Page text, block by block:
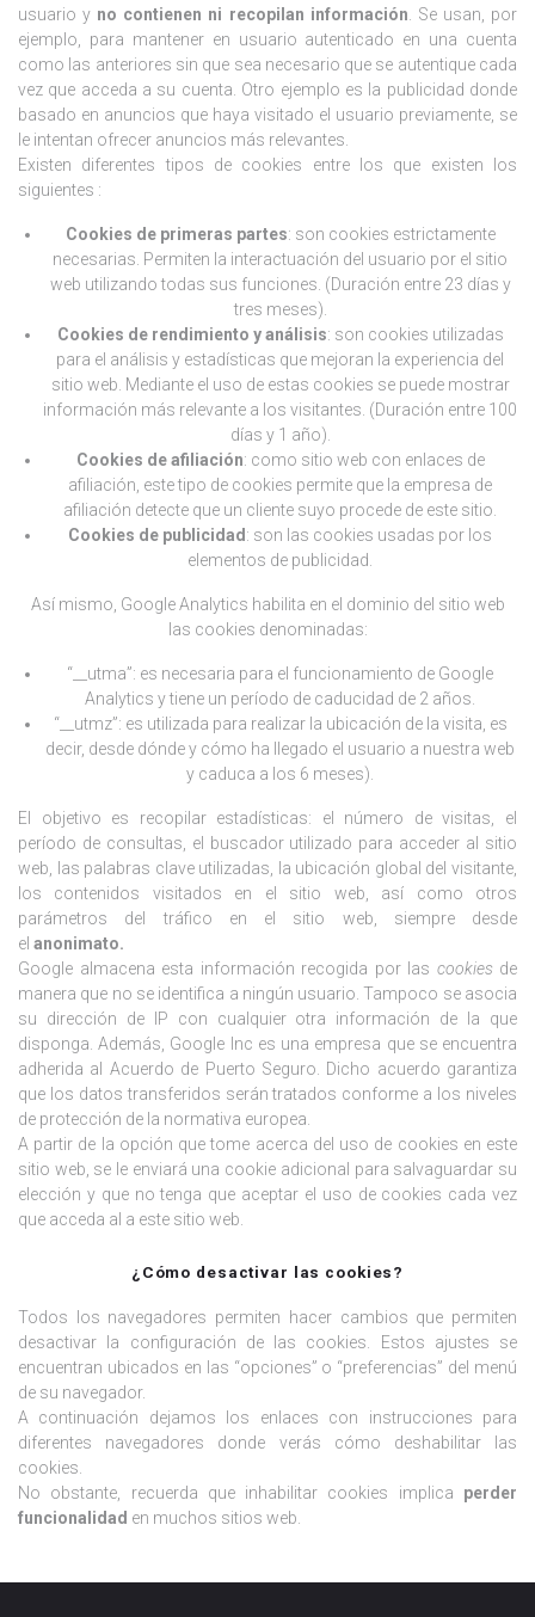
usuario y no contienen ni recopilan información . Se usan, por
ejemplo, para mantener en usuario autenticado en una cuenta
como las anteriores sin que sea necesario que se autentique cada
vez que acceda a su cuenta. Otro ejemplo es la publicidad donde
basado en anuncios que haya visitado el usuario previamente, se
le intentan ofrecer anuncios más relevantes.
Existen diferentes tipos de cookies entre los que existen los
siguientes :
Cookies de primeras partes: son cookies estrictamente
necesarias. Permiten la interactuación del usuario por el sitio
web utilizando todas sus funciones. (Duración entre 23 días y
tres meses).
Cookies de rendimiento y análisis: son cookies utilizadas
para el análisis y estadísticas que mejoran la experiencia del
sitio web. Mediante el uso de estas cookies se puede mostrar
información más relevante a los visitantes. (Duración entre 100
días y 1 año).
Cookies de afiliación: como sitio web con enlaces de
afiliación, este tipo de cookies permite que la empresa de
afiliación detecte que un cliente suyo procede de este sitio.
Cookies de publicidad : son las cookies usadas por los
elementos de publicidad.
Así mismo, Google Analytics habilita en el dominio del sitio web
las cookies denominadas:
“__utma”: es necesaria para el funcionamiento de Google
Analytics y tiene un período de caducidad de 2 años.
“__utmz”: es utilizada para realizar la ubicación de la visita, es
decir, desde dónde y cómo ha llegado el usuario a nuestra web
y caduca a los 6 meses).
El objetivo es recopilar estadísticas: el número de visitas, el
período de consultas, el buscador utilizado para acceder al sitio
web, las palabras clave utilizadas, la ubicación global del visitante,
los contenidos visitados en el sitio web, así como otros
parámetros del tráfico en el sitio web, siempre desde
el anonimato.
Google almacena esta información recogida por las cookies de
manera que no se identifica a ningún usuario. Tampoco se asocia
su dirección de IP con cualquier otra información de la que
disponga. Además, Google Inc es una empresa que se encuentra
adherida al Acuerdo de Puerto Seguro. Dicho acuerdo garantiza
que los datos transferidos serán tratados conforme a los niveles
de protección de la normativa europea.
A partir de la opción que tome acerca del uso de cookies en este
sitio web, se le enviará una cookie adicional para salvaguardar su
elección y que no tenga que aceptar el uso de cookies cada vez
que acceda al a este sitio web.
¿Cómo desactivar las cookies?
Todos los navegadores permiten hacer cambios que permiten
desactivar la configuración de las cookies. Estos ajustes se
encuentran ubicados en las “opciones” o “preferencias” del menú
de su navegador.
A continuación dejamos los enlaces con instrucciones para
diferentes navegadores donde verás cómo deshabilitar las
cookies.
No obstante, recuerda que inhabilitar cookies implica perder
funcionalidad en muchos sitios web.